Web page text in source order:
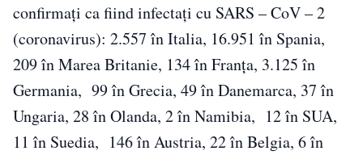
confirmați ca fiind infectați cu SARS – CoV – 2
(coronavirus): 2.557 în Italia, 16.951 în Spania,
209 în Marea Britanie, 134 în Franța, 3.125 în
Germania, 99 în Grecia, 49 în Danemarca, 37 în
Ungaria, 28 în Olanda, 2 în Namibia, 12 în SUA,
11 în Suedia, 146 în Austria, 22 în Belgia, 6 în